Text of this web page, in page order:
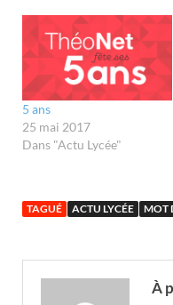
5 ans
25 mai 2017
Dans "Actu Lycée"
TAGUÉ ACTU LYCÉE MOT
À